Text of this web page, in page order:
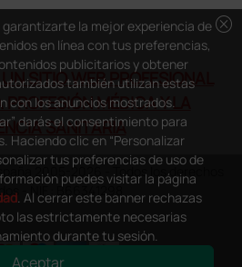
SITIO WEB PROFESIONAL
MÉDICA Y LA
SANITARIA
2005-2026 - Todos los derechos
- NIF.: B66341298
cancel
la mejor experiencia de
en línea con tus preferencias,
publicitarios y obtener
también utilizan estas
con los anuncios mostrados.
darás el consentimiento para
Haciendo clic en “Personalizar
tus preferencias de uso de
puedes visitar la página
. Al cerrar este banner rechazas
las estrictamente necesarias
durante tu sesión.
Aceptar